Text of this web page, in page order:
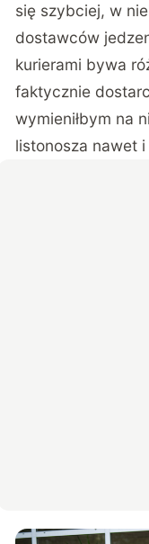
się szybciej, w
dostawców
kurierami bywa
faktycznie
wymieniłbym na
listonosza nawet